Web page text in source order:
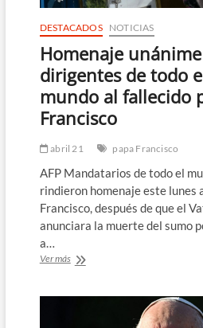
DESTACADOS NOTICIAS
Homenaje
dirigentes de todo
mundo al fallecido
Francisco
abril 21 papa Francisco
AFP Mandatarios de todo el
rindieron homenaje este lunes
Francisco, después de que el
anunciara la muerte del sumo
a…
Ver másHomenaje